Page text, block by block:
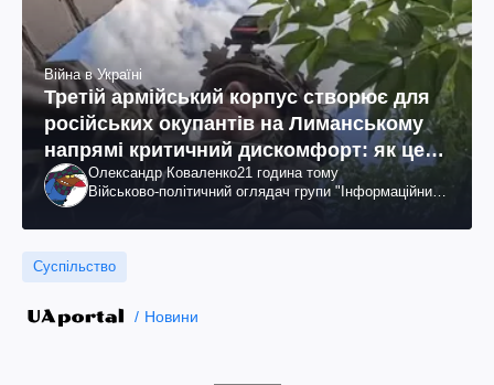
Війна в Україні
Третій армійський корпус створює для
російських окупантів на Лиманському
напрямі критичний дискомфорт: як це
вдалосяОлександр Коваленко21 година тому
Військово-політичний оглядач групи "Інформаційний
Суспільство
Новини